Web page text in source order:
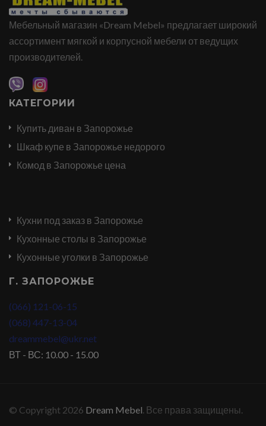
Мебельный магазин «Dream Mebel» предлагает широкий
ассортимент мягкой и корпусной мебели от ведущих
производителей.
КАТЕГОРИИ
Купить диван в Запорожье
Шкаф купе в Запорожье недорого
Комод в Запорожье цена
Кухни под заказ в Запорожье
Кухонные столы в Запорожье
Кухонные уголки в Запорожье
Г. ЗАПОРОЖЬЕ
(066) 121-06-15
(068) 447-13-04
dreammebel@ukr.net
ВТ - ВС: 10.00 - 15.00
© Copyright 2026 Dream Mebel. Все права защищены.